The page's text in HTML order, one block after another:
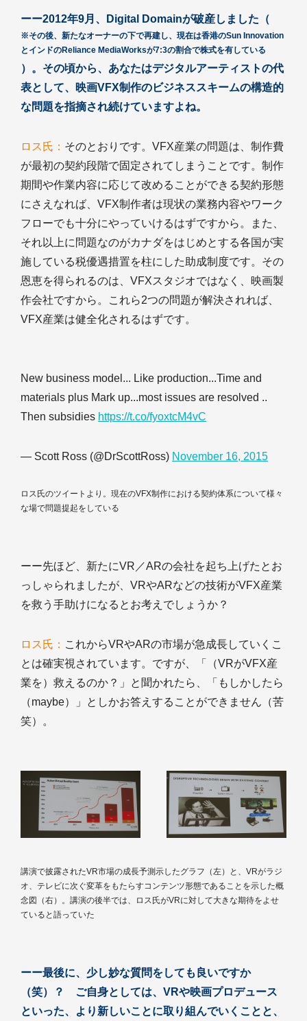
ーー2012年9月、Digital Domainが破産しました（
※その後、新たなオーナーの下で再建し、現在は香港のSun Innovation
とインドのReliance MediaWorksが7:3の割合で株式を有している
）。その頃から、あなたはデジタルアーティストの代
表として、映画VFX制作のビジネススキームの構造的
な問題を指摘され続けていますよね。
ロス氏： そのとおりです。VFX産業の問題は、制作費
が最初の契約段階で固定されてしまうことです。制作
期間や作業内容に応じて改めることができる契約形態
にさえなれば、VFX制作者は現状の業務内容やワーク
フローでも十分にやっていけるはずですから。また、
それ以上に問題なのがカナダをはじめとする各国が実
施している税優遇措置を柱にした助成制度です。その
恩恵を得られるのは、VFXスタジオではなく、映画製
作会社ですから。これら2つの問題が解決されれば、
VFX産業は健全化されるはずです。
New business model... Like production...Time and
materials plus Mark up...most issues are resolved ..
Then subsidies https://t.co/fyoxtcM4vC
— Scott Ross (@DrScottRoss) November 16, 2015
ロス氏のツイートより。現在のVFX制作における契約体系について様々
な場で問題提起をしている
ーー先ほど、新たにVR／ARの会社を起ち上げたとお
っしゃられましたが、VRやARなどの技術がVFX産業
を救う手助けになるとお考えでしょうか？
ロス氏： これからVRやARの市場が急成長していくこ
とは確実視されています。ですが、「（VRがVFX産
業を）救えるのか？」と聞かれたら、「もしかしたら
（maybe）」としかお答えすることができません（苦
笑）。
講演で披露されたVR市場の成長予測示したグラフ（左）と、VRがラジ
オ、テレビに次ぐ変革をもたらすコンテンツ形態であることを示した概
念図（右）。講演の後半では、ロス氏がVRに対して大きな期待をよせ
ていると語っていた
ーー最後に、少し妙な質問をしても良いですか
（笑）？ ご自身としては、VRや映画プロデュース
といった、より新しいことに取り組んでいくことと、